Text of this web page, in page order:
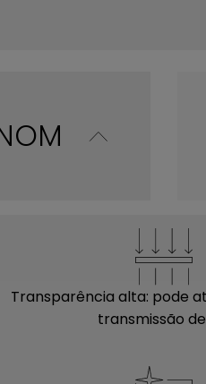
Transparência alta: pode
transmissão